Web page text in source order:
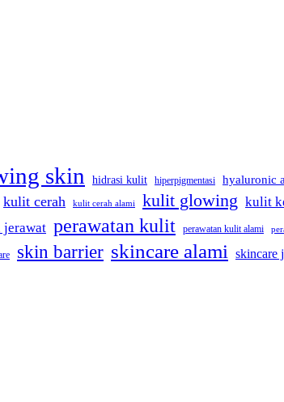
skin hidrasi kulit hiperpigmentasi hyaluronic
kulit cerah kulit cerah alami kulit glowing kulit
jerawat perawatan kulit perawatan kulit alami
skin barrier skincare alami skincare